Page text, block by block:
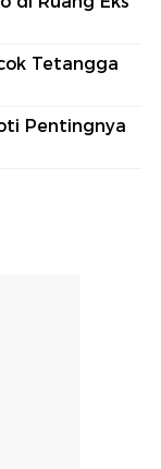
Tetangga
Pentingnya